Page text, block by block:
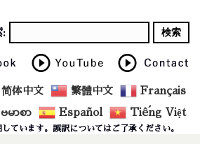
:
简体中文 繁體中文 Français
ဗမာစာ Español Tiếng Việt
ています。誤訳についてはご了承ください。